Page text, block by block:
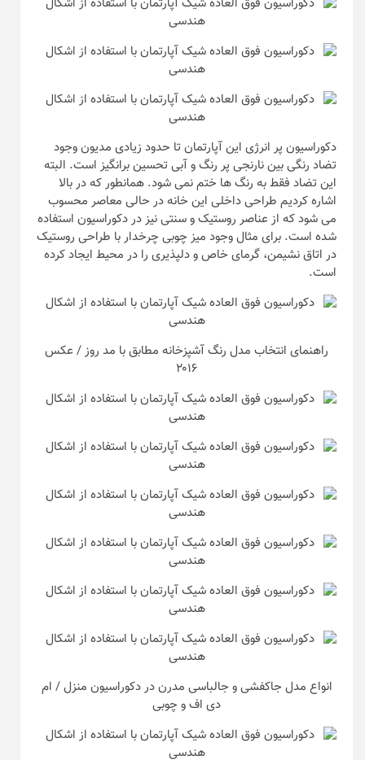
دکوراسیون پر انرژی این آپارتمان تا حدود زیادی مدیون وجود
تضاد رنگی بین نارنجی پر رنگ و آبی تحسین برانگیز است. البته
این تضاد فقط به رنگ ها ختم نمی شود. همانطور که در بالا
اشاره کردیم طراحی داخلی این خانه در حالی معاصر محسوب
می شود که از عناصر روستیک و سنتی نیز در دکوراسیون استفاده
شده است. برای مثال وجود میز چوبی چرخدار با طراحی روستیک
در اتاق نشیمن، گرمای خاص و دلپذیری را در محیط ایجاد کرده
است.
راهنمای انتخاب مدل رنگ آشپزخانه مطابق با مد روز / عکس
۲۰۱۶
انواع مدل جاکفشی و جالباسی مدرن در دکوراسیون منزل / ام
دی اف و چوبی